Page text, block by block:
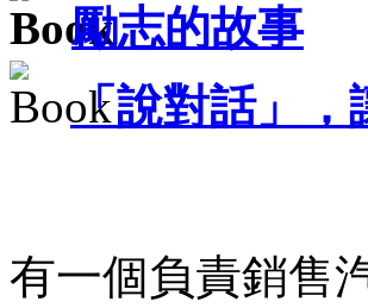
勵志的故事
「說對話」，
有一個負責銷售